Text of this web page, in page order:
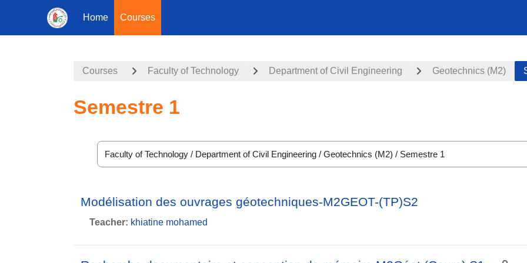
Home Courses
Courses Faculty of Technology Department of Civil Engineering Geotechnics (M2)
Semestre 1
Course categories
Modélisation des ouvrages géotechniques-M2GEOT-(TP)S2
Teacher: khiatine mohamed